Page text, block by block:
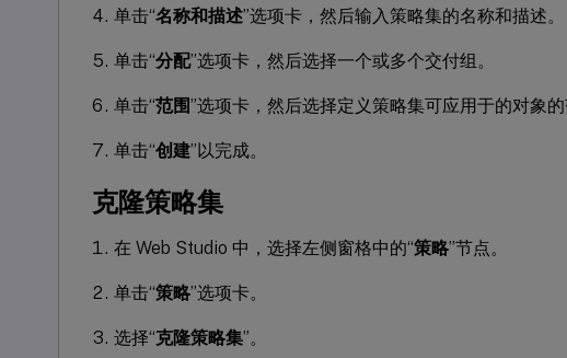
单击“名称和描述”选项卡，然后输入策略集的名称和描述。
单击“分配”选项卡，然后选择一个或多个交付组。
单击“范围”选项卡，然后选择定义策略集可应用于的对象的
单击“创建”以完成。
克隆策略集
在 Web Studio 中，选择左侧窗格中的“策略”节点。
单击“策略”选项卡。
选择“克隆策略集”。